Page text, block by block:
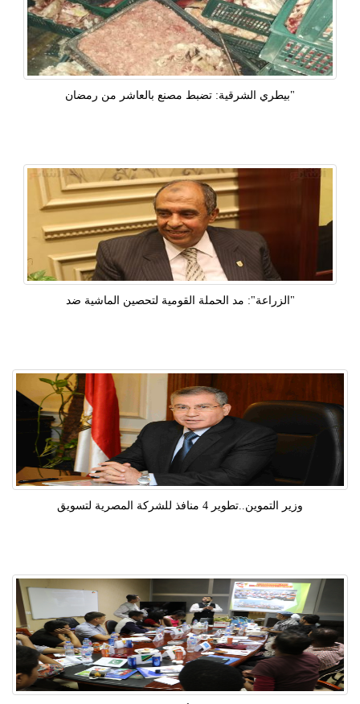
"بيطري الشرقية: تضبط مصنع بالعاشر من رمضان
"الزراعة": مد الحملة القومية لتحصين الماشية ضد
وزير التموين..تطوير 4 منافذ للشركة المصرية لتسويق